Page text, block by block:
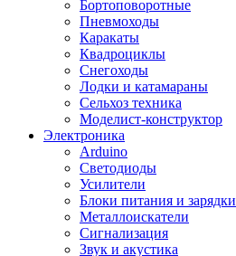
Бортоповоротные
Пневмоходы
Каракаты
Квадроциклы
Снегоходы
Лодки и катамараны
Сельхоз техника
Моделист-конструктор
Электроника
Arduino
Светодиоды
Усилители
Блоки питания и зарядки
Металлоискатели
Сигнализация
Звук и акустика